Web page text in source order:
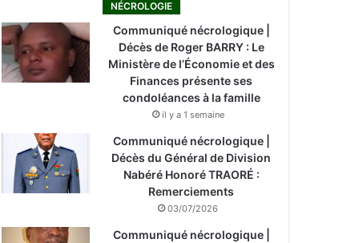
NÉCROLOGIE
Communiqué nécrologique |
Décès de Roger BARRY : Le
Ministère de l’Économie et des
Finances présente ses
condoléances à la famille
il y a 1 semaine
Communiqué nécrologique |
Décès du Général de Division
Nabéré Honoré TRAORÉ :
Remerciements
03/07/2026
Communiqué nécrologique |